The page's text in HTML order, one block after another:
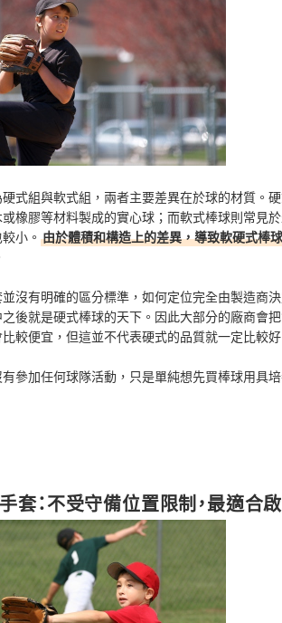
式組與軟式組，兩者主要差異在於球的材質。
橡膠等材料製成的實心球；而軟式棒球則常見
小。 由於體積和構造上的差異，導致軟硬式棒
沒有明確的區分標準，如何定位完全由製造商
後就是硬式棒球的天下。因此大部分的廠商會
較便宜，但這並不代表硬式的品質就一定比較
參加任何球隊活動，只是單純想先買棒球用具
套：不受守備位置限制，最適合